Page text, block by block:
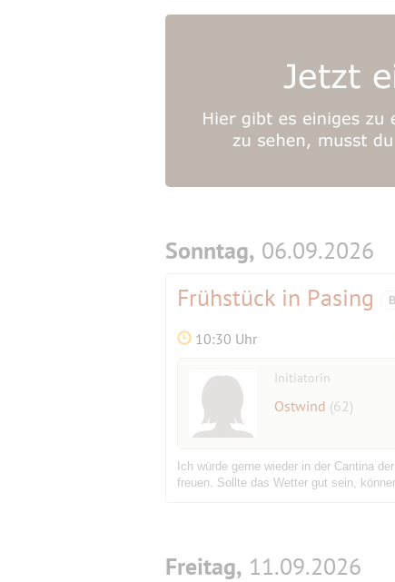
Sonntag, 06.09.2026
Frühstück in Pasing
10:30 Uhr
Initiatorin
Ostwind (62)
Ich würde gerne wieder in der Cantina
freuen. Sollte das Wetter gut sein,
Freitag, 11.09.2026